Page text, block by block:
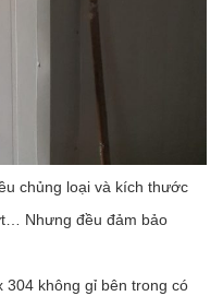
chủng loại và kích thước
Nhưng đều đảm bảo
không gỉ bên trong có